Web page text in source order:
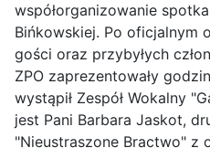
współorganizowanie
Bińkowskiej. Po oficjalnym
gości oraz przybyłych
ZPO zaprezentowały
wystąpił Zespół Wokalny
jest Pani Barbara Jaskot,
"Nieustraszone Bractwo" z